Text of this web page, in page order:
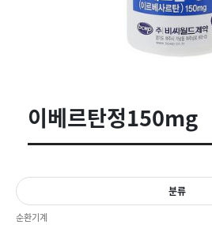
이베르탄정150mg
분류
순환기계